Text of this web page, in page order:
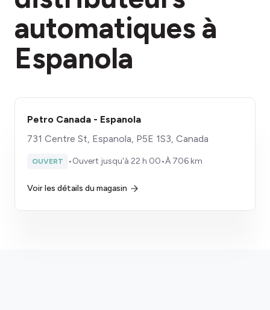
automatiques à
Espanola
Petro Canada - Espanola
731 Centre St, Espanola, P5E 1S3, Canada
OUVERT •Ouvert jusqu'à 22 h 00•À 706 km
Voir les détails du magasin